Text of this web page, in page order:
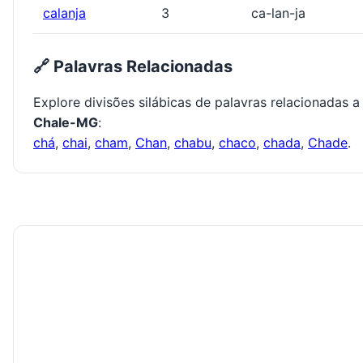
calanja 3 ca-lan-ja
🔗 Palavras Relacionadas
Explore divisões silábicas de palavras relacionadas a
Chale-MG:
chá, chai, cham, Chan, chabu, chaco, chada, Chade.